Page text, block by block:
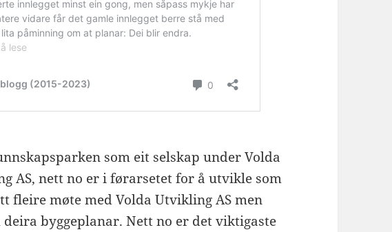
som eit selskap under Volda
AS, nett no er i førarsetet for å utvikle som
fleire møte med Volda Utvikling AS men
byggeplanar. Nett no er det viktigaste